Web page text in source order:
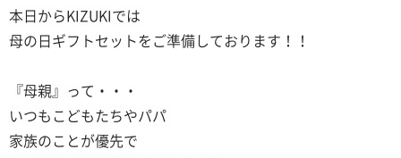
本日からKIZUKIでは
母の日ギフトセットをご準備しております！！
『母親』って・・・
いつもこどもたちやパパ
家族のことが優先で